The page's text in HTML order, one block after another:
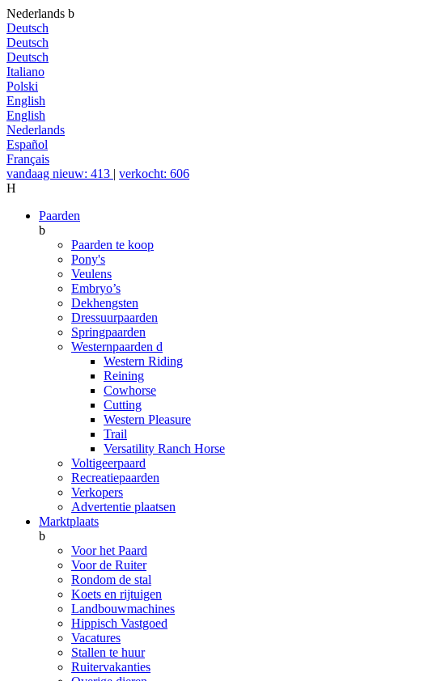
Nederlands b
Deutsch
Deutsch
Deutsch
Italiano
Polski
English
English
Nederlands
Español
Français
vandaag nieuw: 413 | verkocht: 606
H
Paarden
b
Paarden te koop
Pony's
Veulens
Embryo’s
Dekhengsten
Dressuurpaarden
Springpaarden
Westernpaarden d
Western Riding
Reining
Cowhorse
Cutting
Western Pleasure
Trail
Versatility Ranch Horse
Voltigeerpaard
Recreatiepaarden
Verkopers
Advertentie plaatsen
Marktplaats
b
Voor het Paard
Voor de Ruiter
Rondom de stal
Koets en rijtuigen
Landbouwmachines
Hippisch Vastgoed
Vacatures
Stallen te huur
Ruitervakanties